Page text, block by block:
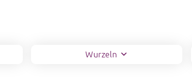
Wurzeln